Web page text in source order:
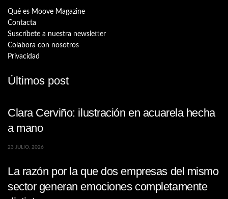
Qué es Moove Magazine
Contacta
Suscríbete a nuestra newsletter
Colabora con nosotros
Privacidad
Últimos post
Clara Cerviño: ilustración en acuarela hecha
a mano
23 JULIO, 2026
La razón por la que dos empresas del mismo
sector generan emociones completamente